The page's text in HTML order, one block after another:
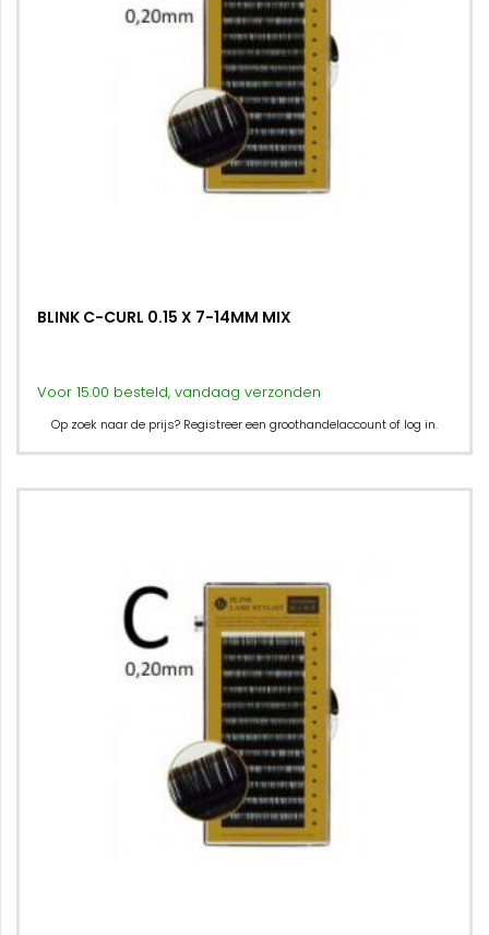
BLINK C-CURL 0.15 X 7-14MM MIX
Voor 15:00 besteld, vandaag verzonden
Op zoek naar de prijs? Registreer een groothandelaccount of log in.